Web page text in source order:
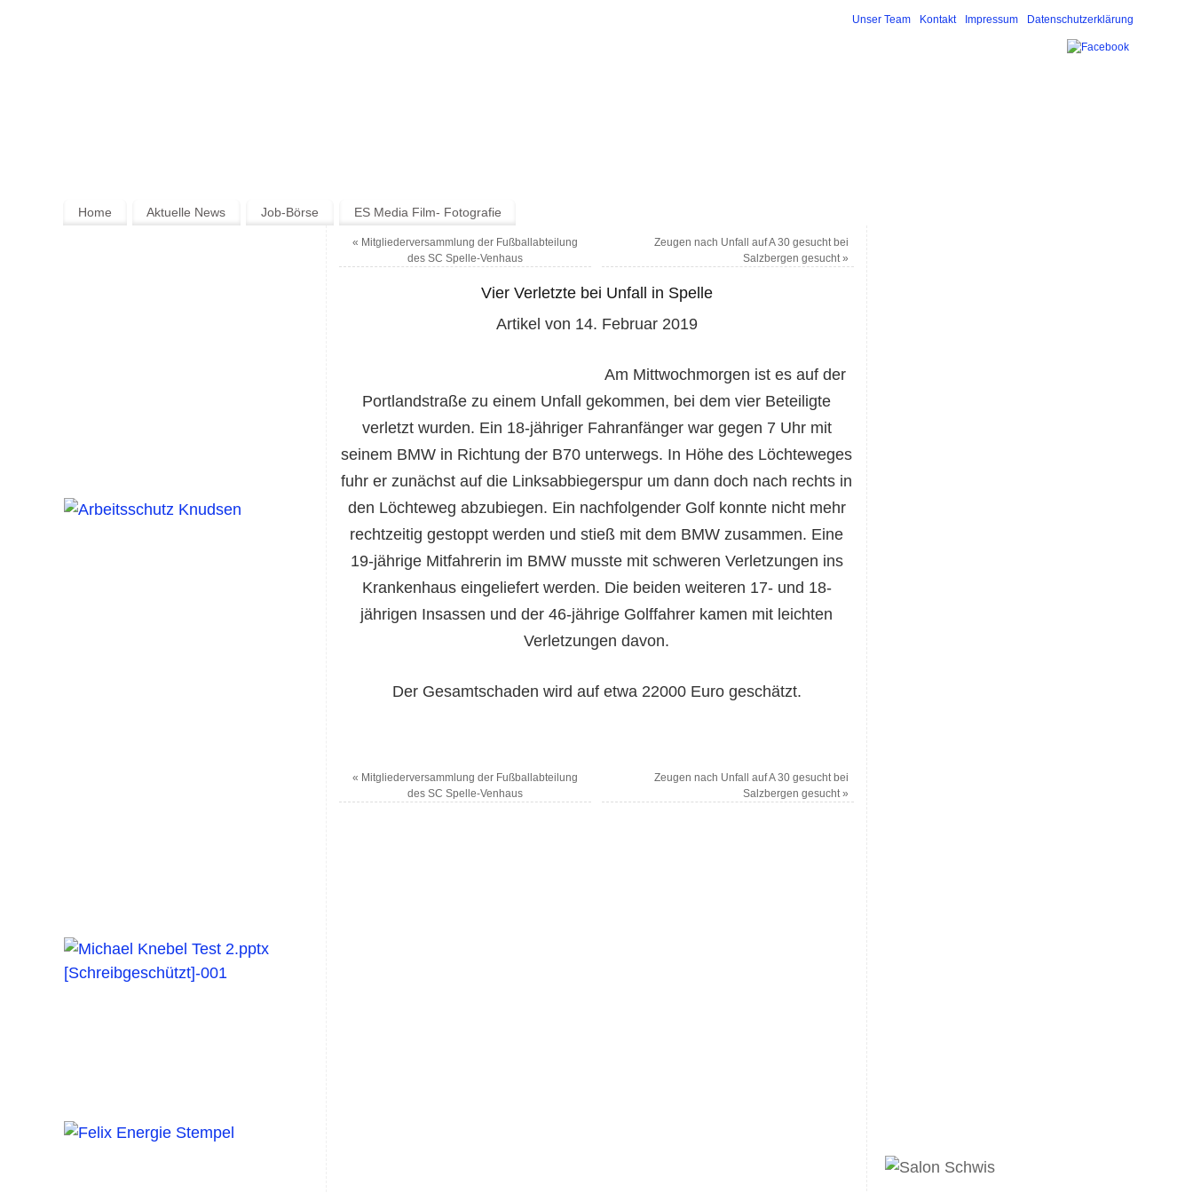
Unser Team Kontakt Impressum Datenschutzerklärung
Home Aktuelle News Job-Börse ES Media Film- Fotografie
« Mitgliederversammlung der Fußballabteilung
des SC Spelle-Venhaus
Zeugen nach Unfall auf A 30 gesucht bei
Salzbergen gesucht»
Vier Verletzte bei Unfall in Spelle
Artikel von 14. Februar 2019
Am Mittwochmorgen ist es auf der
Portlandstraße zu einem Unfall gekommen, bei dem vier Beteiligte
verletzt wurden. Ein 18-jähriger Fahranfänger war gegen 7 Uhr mit
seinem BMW in Richtung der B70 unterwegs. In Höhe des Löchteweges
fuhr er zunächst auf die Linksabbiegerspur um dann doch nach rechts in
den Löchteweg abzubiegen. Ein nachfolgender Golf konnte nicht mehr
rechtzeitig gestoppt werden und stieß mit dem BMW zusammen. Eine
19-jährige Mitfahrerin im BMW musste mit schweren Verletzungen ins
Krankenhaus eingeliefert werden. Die beiden weiteren 17- und 18-
jährigen Insassen und der 46-jährige Golffahrer kamen mit leichten
Verletzungen davon.
Der Gesamtschaden wird auf etwa 22000 Euro geschätzt.
« Mitgliederversammlung der Fußballabteilung
des SC Spelle-Venhaus
Zeugen nach Unfall auf A 30 gesucht bei
Salzbergen gesucht»